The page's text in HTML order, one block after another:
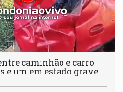
caminhão e carro
e um em estado grave